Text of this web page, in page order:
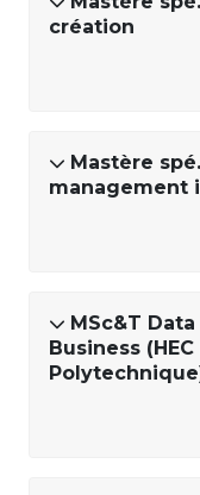
création
Mastère
management
MSc&T
Business